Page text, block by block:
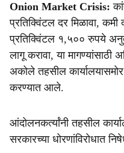
a
r
e
Onion Market Crisis:
प्रतिक्विंटल दर मिळावा, कमी
प्रतिक्विंटल १,५०० रुपये
लागू करावा, या
अकोले तहसील
करण्यात आले.
आंदोलनकर्त्यांनी तहसील
सरकारच्या धोरणांविरोधात